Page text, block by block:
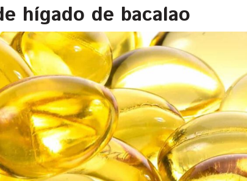
hígado de bacalao